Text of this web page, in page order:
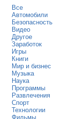
Все
Автомобили
Безопасность
Видео
Другое
Заработок
Игры
Книги
Мир и бизнес
Музыка
Наука
Программы
Развлечения
Спорт
Технологии
Фильмы